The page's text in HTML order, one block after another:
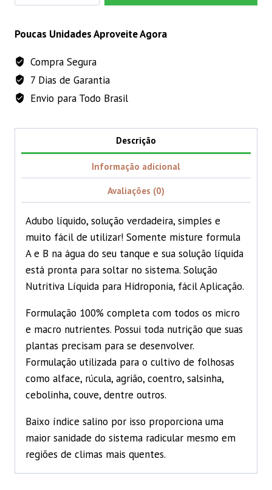
20L
Poucas Unidades Aproveite Agora
Compra Segura
7 Dias de Garantia
Envio para Todo Brasil
Descrição
Informação adicional
Avaliações (0)
Adubo líquido, solução verdadeira, simples e
muito fácil de utilizar! Somente misture formula
A e B na água do seu tanque e sua solução líquida
está pronta para soltar no sistema. Solução
Nutritiva Líquida para Hidroponia, fácil Aplicação.
Formulação 100% completa com todos os micro
e macro nutrientes. Possui toda nutrição que suas
plantas precisam para se desenvolver.
Formulação utilizada para o cultivo de folhosas
como alface, rúcula, agrião, coentro, salsinha,
cebolinha, couve, dentre outros.
Baixo índice salino por isso proporciona uma
maior sanidade do sistema radicular mesmo em
regiões de climas mais quentes.